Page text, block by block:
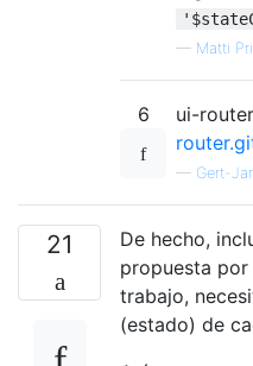
— Matti
6
ui-
— Gert-
21
De hecho,
propuesta por
trabajo,
(estado) de